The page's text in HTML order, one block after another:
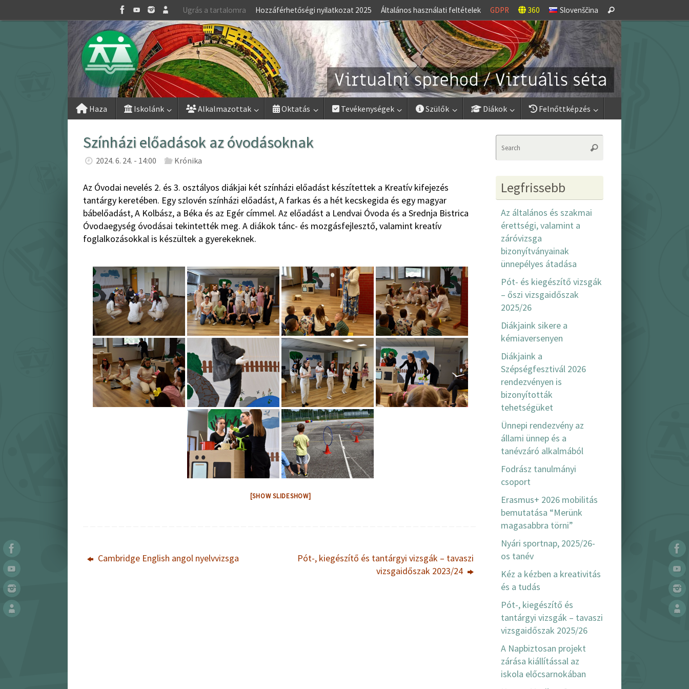
to
Ugrás a tartalomra Hozzáférhetőségi nyilatkozat 2025 Általános használati feltételek GDPR 360 Slovenščina
for:
Search
Skip
Haza Iskolánk Alkalmazottak Oktatás Tevékenységek Szülők Diákok Felnőttképzés
Színházi előadások az óvodásoknak
2024. 6. 24. - 14:00 Krónika
Az Óvodai nevelés 2. és 3. osztályos diákjai két színházi előadást készítettek a Kreatív kifejezés
tantárgy keretében. Egy szlovén színházi előadást, A farkas és a hét kecskegida és egy magyar
bábelőadást, A Kolbász, a Béka és az Egér címmel. Az előadást a Lendvai Óvoda és a Srednja Bistrica
Óvodaegység óvodásai tekintették meg. A diákok tánc- és mozgásfejlesztő, valamint kreatív
foglalkozásokkal is készültek a gyerekeknek.
[SHOW SLIDESHOW]
Cambridge English angol nyelvvizsga
Pót-, kiegészítő és tantárgyi vizsgák – tavaszi
vizsgaidőszak 2023/24
Search
Legfrissebb
Az általános és szakmai
érettségi, valamint a
záróvizsga
bizonyítványainak
ünnepélyes átadása
Pót- és kiegészítő vizsgák
– őszi vizsgaidőszak
2025/26
Diákjaink sikere a
kémiaversenyen
Diákjaink a
Szépségfesztivál 2026
rendezvényen is
bizonyították
tehetségüket
Ünnepi rendezvény az
állami ünnep és a
tanévzáró alkalmából
Fodrász tanulmányi
csoport
Erasmus+ 2026 mobilitás
bemutatása “Merünk
magasabbra törni”
Nyári sportnap, 2025/26-
os tanév
Kéz a kézben a kreativitás
és a tudás
Pót-, kiegészítő és
tantárgyi vizsgák – tavaszi
vizsgaidőszak 2025/26
A Napbiztosan projekt
zárása kiállítással az
iskola előcsarnokában